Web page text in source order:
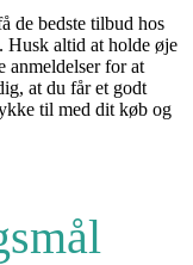
de bedste tilbud hos
altid at holde øje
anmeldelser for at
at du får et godt
til med dit køb og